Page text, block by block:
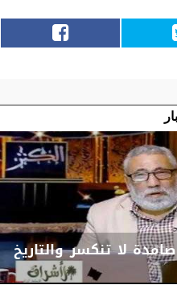
لا تنكسر والتاريخ